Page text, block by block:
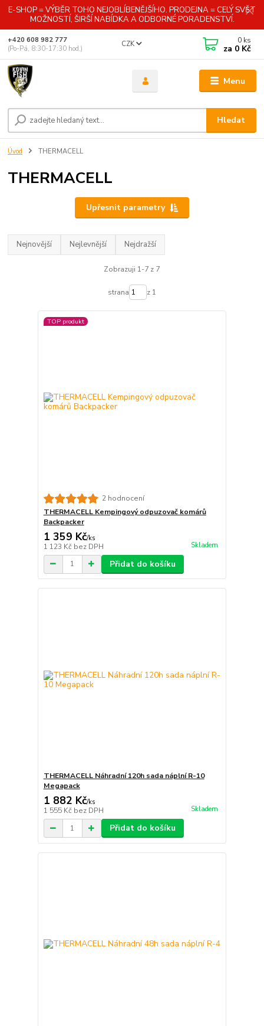
E-SHOP = VÝBĚR TOHO NEJOBLÍBENĚJŠÍHO. PRODEJNA = CELÝ SVĚT
MOŽNOSTÍ, ŠIRŠÍ NABÍDKA A ODBORNÉ PORADENSTVÍ.
Menu
CZK
Hledat
+420 608 982 777
(Po-Pá, 8:30-17:30 hod.)
0 ks
za 0 Kč
Úvod THERMACELL
THERMACELL
Upřesnit parametry
Nejnovější Nejlevnější Nejdražší
Zobrazuji 1-7 z 7
strana z 1
TOP produkt
2 hodnocení
THERMACELL Kempingový odpuzovač komárů
Backpacker
1 359 Kč/ks
1 123 Kč bez DPH Skladem
Přidat do košíku
THERMACELL Náhradní 120h sada náplní R-10
Megapack
1 882 Kč/ks
1 555 Kč bez DPH Skladem
Přidat do košíku